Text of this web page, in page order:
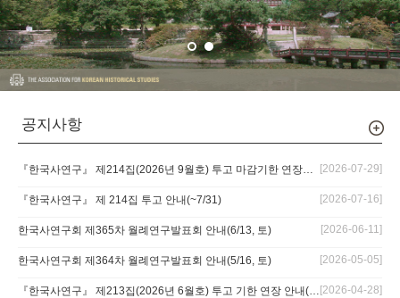
1 2
공지사항
『한국사연구』 제214집(2026년 9월호) 투고 마감기한 연장안내(~8/7자정) [2026-07-29]
『한국사연구』 제 214집 투고 안내(~7/31) [2026-07-16]
한국사연구회 제365차 월례연구발표회 안내(6/13, 토) [2026-06-11]
한국사연구회 제364차 월례연구발표회 안내(5/16, 토) [2026-05-05]
『한국사연구』 제213집(2026년 6월호) 투고 기한 연장 안내(~5/7)[2026-04-28]